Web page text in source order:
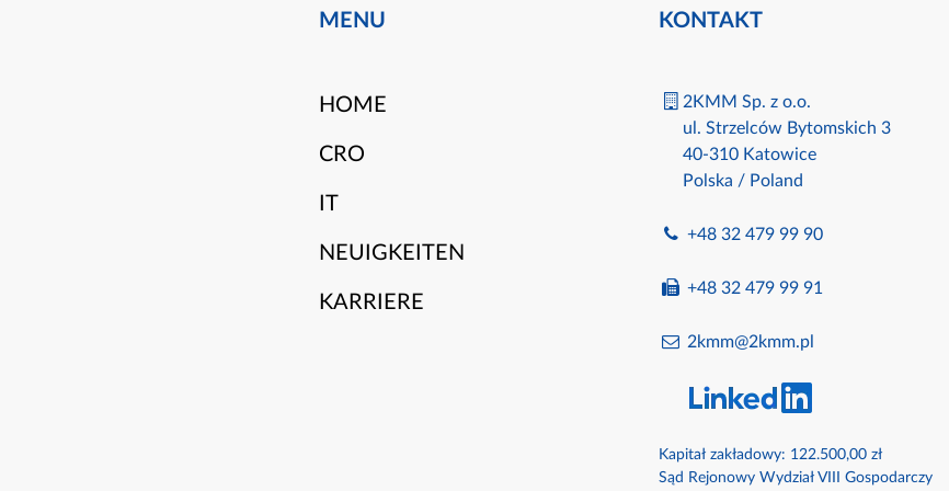
MENU
HOME
CRO
IT
NEUIGKEITEN
KARRIERE
KONTAKT
2KMM Sp. z o.o.
ul. Strzelców Bytomskich 3
40-310 Katowice
Polska / Poland
+48 32 479 99 90
+48 32 479 99 91
2kmm@2kmm.pl
Kapitał zakładowy: 122.500,00 zł
Sąd Rejonowy Wydział VIII Gospodarczy